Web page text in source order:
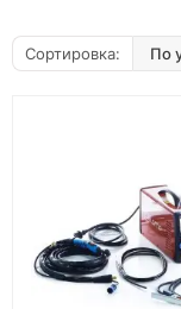
Сортировка: